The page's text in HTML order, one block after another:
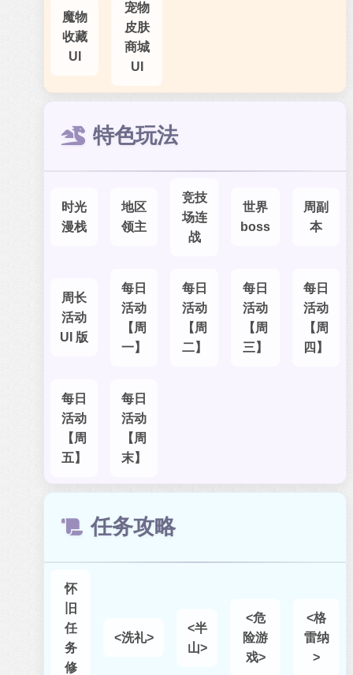
魔物
收藏
UI
宠物
皮肤
商城
UI
特色玩法
时光
漫栈
地区
领主
竞技
场连
战
世界
boss
周副
本
周长
活动
UI 版
每日
活动
【周
一】
每日
活动
【周
二】
每日
活动
【周
三】
每日
活动
【周
四】
每日
活动
【周
五】
每日
活动
【周
末】
任务攻略
怀
旧
任
务
修
<洗礼>
<半
山>
<危
险游
戏>
<格
雷纳
>